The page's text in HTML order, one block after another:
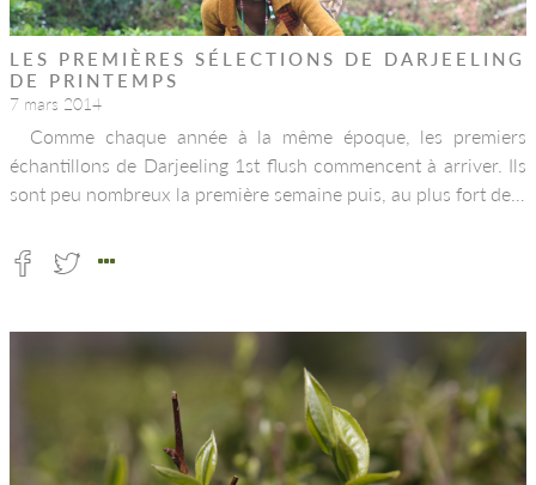
LES PREMIÈRES SÉLECTIONS DE DARJEELING
DE PRINTEMPS
7 mars 2014
Comme chaque année à la même époque, les premiers
échantillons de Darjeeling 1st flush commencent à arriver. Ils
sont peu nombreux la première semaine puis, au plus fort de…